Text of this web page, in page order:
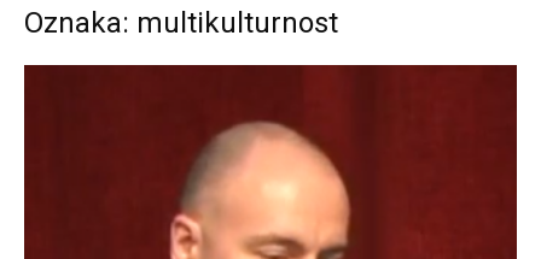
Oznaka: multikulturnost